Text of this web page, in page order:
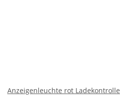
Anzeigenleuchte rot Ladekontrolle